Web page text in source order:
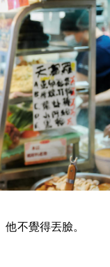
不覺得丟臉。